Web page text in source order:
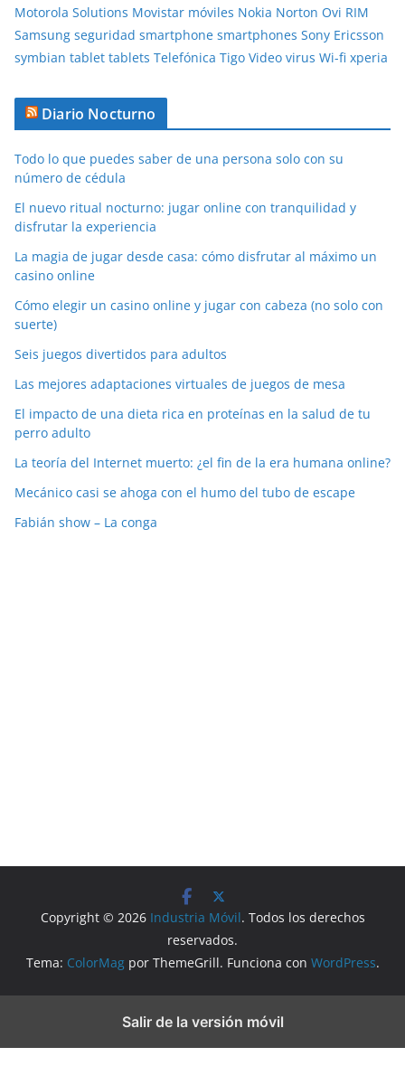
Motorola Solutions Movistar móviles Nokia Norton Ovi RIM
Samsung seguridad smartphone smartphones Sony Ericsson
symbian tablet tablets Telefónica Tigo Video virus Wi-fi xperia
Diario Nocturno
Todo lo que puedes saber de una persona solo con su
número de cédula
El nuevo ritual nocturno: jugar online con tranquilidad y
disfrutar la experiencia
La magia de jugar desde casa: cómo disfrutar al máximo un
casino online
Cómo elegir un casino online y jugar con cabeza (no solo con
suerte)
Seis juegos divertidos para adultos
Las mejores adaptaciones virtuales de juegos de mesa
El impacto de una dieta rica en proteínas en la salud de tu
perro adulto
La teoría del Internet muerto: ¿el fin de la era humana online?
Mecánico casi se ahoga con el humo del tubo de escape
Fabián show – La conga
Copyright © 2026 Industria Móvil. Todos los derechos
reservados.
Tema: ColorMagpor ThemeGrill. Funciona con WordPress.
Salir de la versión móvil